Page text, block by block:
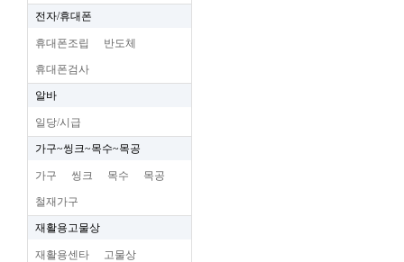
전자/휴대폰
휴대폰조립 반도체
휴대폰검사
알바
일당/시급
가구~씽크~목수~목공
가구 씽크 목수 목공
철재가구
재활용고물상
재활용센타 고물상